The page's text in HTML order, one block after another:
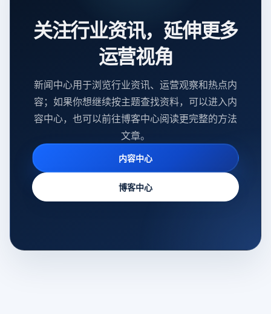
关注行业资讯，延伸更多
运营视角
新闻中心用于浏览行业资讯、运营观察和热点内
容；如果你想继续按主题查找资料，可以进入内
容中心，也可以前往博客中心阅读更完整的方法
文章。
内容中心
博客中心